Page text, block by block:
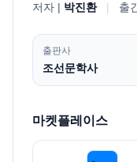
저자 | 박진환 | 출
출판사
조선문학사
마켓플레이스